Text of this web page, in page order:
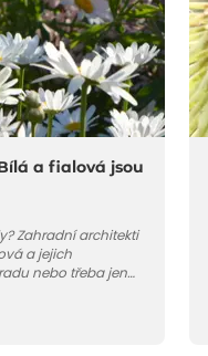
a fialová jsou
Zahradní architekti
a jejich
nebo třeba jen